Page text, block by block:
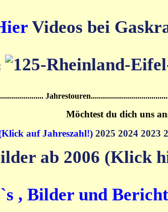
Videos bei
Möchtest du dich uns
auf Jahreszahl!) 2025 2024 2023
ab 2006 (Klick
, Bilder und